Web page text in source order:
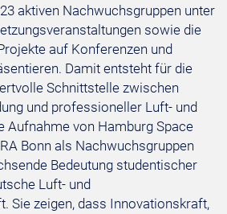
aktiven Nachwuchsgruppen unter
sowie die
auf Konferenzen und
Damit entsteht für die
Schnittstelle zwischen
und professioneller Luft- und
Aufnahme von Hamburg Space
Bonn als Nachwuchsgruppen
Bedeutung studentischer
Luft- und
Sie zeigen, dass Innovationskraft,